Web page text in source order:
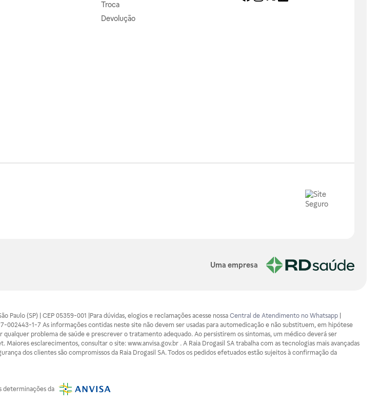
Troca
Devolução
Uma empresa
Paulo (SP) | CEP 05359-001 |Para dúvidas, elogios e reclamações acesse nossa Central de Atendimento no Whatsapp
002443-1-7 As informações contidas neste site não devem ser usadas para automedicação e não substituem, em hipótese
problema de saúde e prescrever o tratamento adequado. Ao persistirem os sintomas, um médico deverá ser
esclarecimentos, consultar o site: www.anvisa.gov.br . A Raia Drogasil SA trabalha com as tecnologias mais avançadas
dos clientes são compromissos da Raia Drogasil SA. Todos os pedidos efetuados estão sujeitos à confirmação da
determinações da